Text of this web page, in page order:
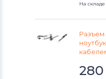
Разъемы питания
Olivetti
Разъемы питания
Разъемы питания
На складе
Разъем
280